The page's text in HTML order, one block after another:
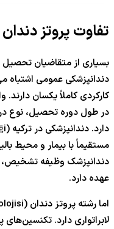
تفاوت پروتز
بسیاری از متقاضیان تحصیل
دندانپزشکی عمومی اشتباه
کارکردی کاملاً یکسان
در طول دوره تحصیل، نوع
مستقیماً با بیمار و محیط
دندانپزشک وظیفه
عهده دارد.
لابراتواری دارد. تکنسین‌های